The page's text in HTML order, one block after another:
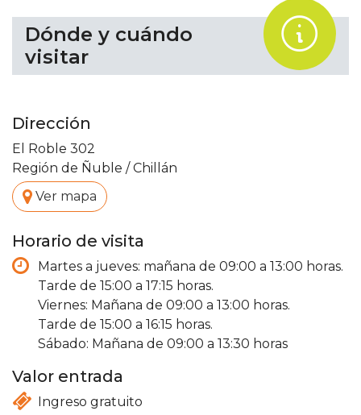
Dónde y cuándo
visitar
.
Dirección
El Roble 302
Región de Ñuble / Chillán
. Ver mapa
Horario de visita
Martes a jueves: mañana de 09:00 a 13:00 horas.
Tarde de 15:00 a 17:15 horas.
Viernes: Mañana de 09:00 a 13:00 horas.
Tarde de 15:00 a 16:15 horas.
Sábado: Mañana de 09:00 a 13:30 horas
Valor entrada
Ingreso gratuito